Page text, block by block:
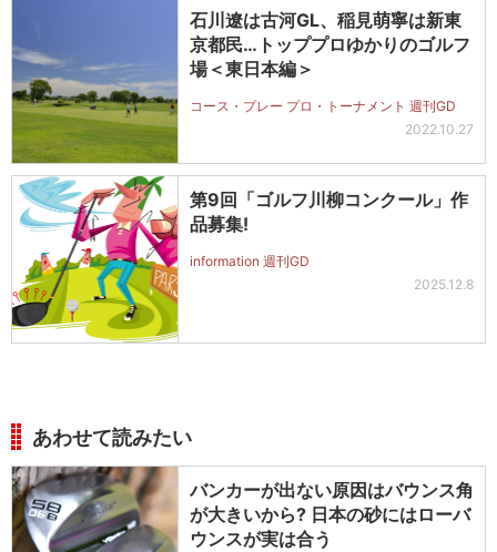
石川遼は古河GL、稲見萌寧は新東
京都民…トッププロゆかりのゴルフ
場＜東日本編＞
コース・プレー プロ・トーナメント 週刊GD
2022.10.27
第9回「ゴルフ川柳コンクール」作
品募集!
information 週刊GD
2025.12.8
あわせて読みたい
バンカーが出ない原因はバウンス角
が大きいから? 日本の砂にはローバ
ウンスが実は合う